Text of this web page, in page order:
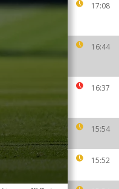
17:08
16:44
16:37
15:54
15:52